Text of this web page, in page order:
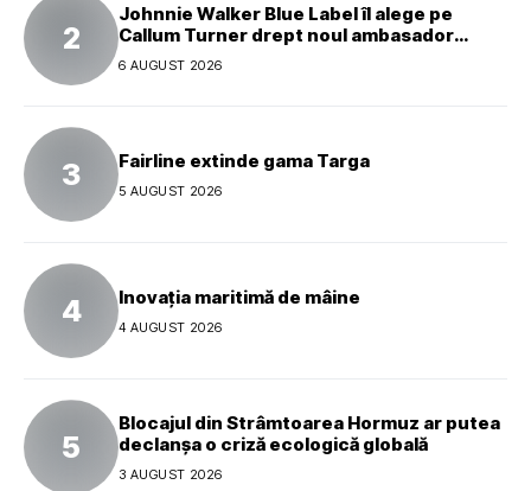
Johnnie Walker Blue Label îl alege pe
Callum Turner drept noul ambasador
global al mărcii
6 AUGUST 2026
Fairline extinde gama Targa
5 AUGUST 2026
Inovația maritimă de mâine
4 AUGUST 2026
Blocajul din Strâmtoarea Hormuz ar putea
declanșa o criză ecologică globală
3 AUGUST 2026